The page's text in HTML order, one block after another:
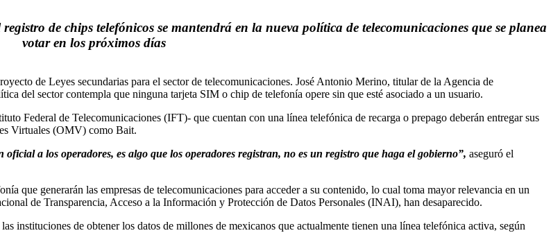
de chips telefónicos se mantendrá en la nueva política de telecomunicaciones que se planea
votar en los próximos días
de Leyes secundarias para el sector de telecomunicaciones. José Antonio Merino, titular de la Agencia de
del sector contempla que ninguna tarjeta SIM o chip de telefonía opere sin que esté asociado a un usuario.
Federal de Telecomunicaciones (IFT)- que cuentan con una línea telefónica de recarga o prepago deberán entregar sus
Virtuales (OMV) como Bait.
a los operadores, es algo que los operadores registran, no es un registro que haga el gobierno”, aseguró el
que generarán las empresas de telecomunicaciones para acceder a su contenido, lo cual toma mayor relevancia en un
de Transparencia, Acceso a la Información y Protección de Datos Personales (INAI), han desaparecido.
instituciones de obtener los datos de millones de mexicanos que actualmente tienen una línea telefónica activa, según